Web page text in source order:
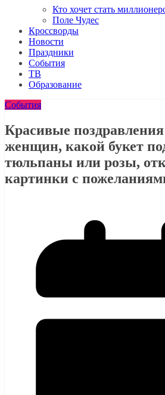
Кто хочет стать
Поле Чудес
Кроссворды
Новости
Праздники
События
ТВ
Образование
События
Красивые
женщин, какой букет
тюльпаны или розы,
картинки с